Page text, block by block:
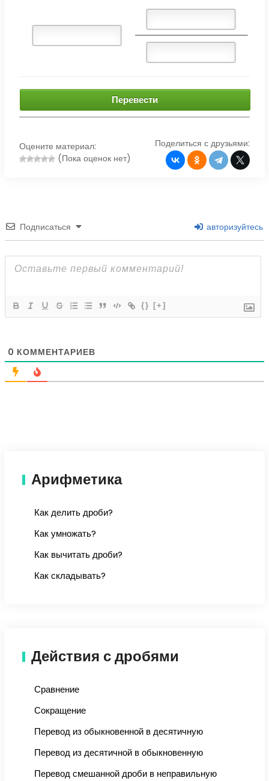
Перевести
Оцените материал:
(Пока оценок нет)
Поделиться с друзьями:
Подписаться авторизуйтесь
{} [+]
0 КОММЕНТАРИЕВ
Арифметика
Как делить дроби?
Как умножать?
Как вычитать дроби?
Как складывать?
Действия с дробями
Сравнение
Сокращение
Перевод из обыкновенной в десятичную
Перевод из десятичной в обыкновенную
Перевод смешанной дроби в неправильную